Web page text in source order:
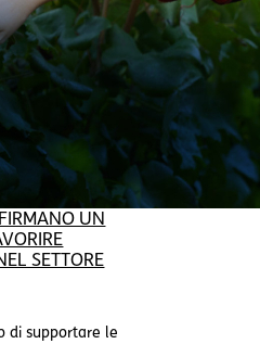
UN
SETTORE
di supportare le